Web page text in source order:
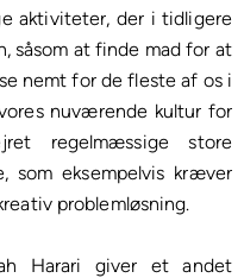
aktiviteter, der i tidligere
såsom at finde mad for at
nemt for de fleste af os i
nuværende kultur for
regelmæssige store
som eksempelvis kræver
problemløsning.
Harari giver et andet